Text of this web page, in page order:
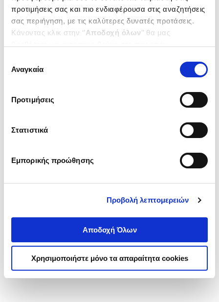
προτιμήσεις σας και πιο ενδιαφέρουσα στις αναζητήσεις
σας περιήγηση, με τις καλύτερες δυνατές προτάσεις.
Κάνοντας κλικ στην ‘’Αποδοχή όλων’’ θα μας
ενδιαφέρουν και να επιλέξετε από τα παρακάτω με την
΄΄και να ενημερωθείτε σχετικά με
συγκατάθεσης
Αναγκαία
Προτιμήσεις
Στατιστικά
Εμπορικής προώθησης
Προβολή λεπτομερειών
Αποδοχή Όλων
Χρησιμοποιήστε μόνο τα απαραίτητα cookies